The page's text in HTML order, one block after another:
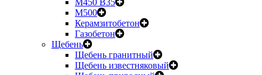
М450 B35
М500
Керамзитобетон
Газобетон
Щебень
Щебень гранитный
Щебень известняковый